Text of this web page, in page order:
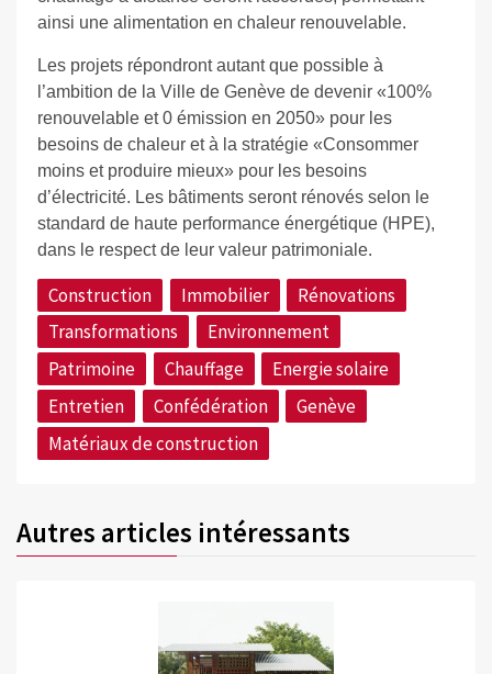
ainsi une alimentation en chaleur renouvelable.
Les projets répondront autant que possible à
l’ambition de la Ville de Genève de devenir «100%
renouvelable et 0 émission en 2050» pour les
besoins de chaleur et à la stratégie «Consommer
moins et produire mieux» pour les besoins
d’électricité. Les bâtiments seront rénovés selon le
standard de haute performance énergétique (HPE),
dans le respect de leur valeur patrimoniale.
Construction Immobilier
Rénovations
Transformations
Environnement
Patrimoine
Chauffage
Energie solaire
Entretien
Confédération
Genève
Matériaux de construction
Autres articles intéressants